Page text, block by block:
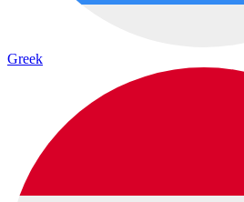
Greek